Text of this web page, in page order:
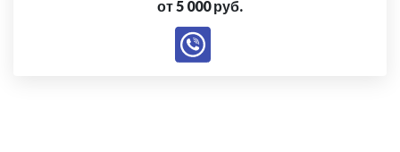
от 5 000 руб.